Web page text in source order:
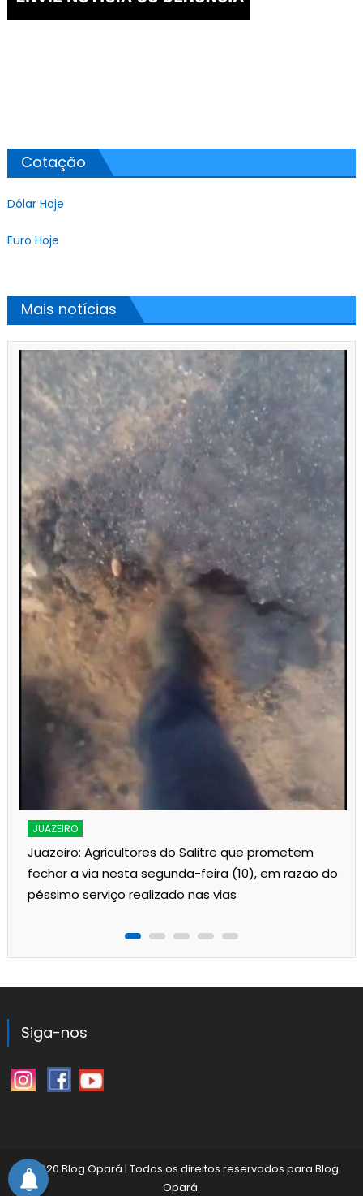
Cotação
Dólar Hoje
Euro Hoje
Mais notícias
JUAZEIRO
Juazeiro: Agricultores do Salitre que prometem
fechar a via nesta segunda-feira (10), em razão do
péssimo serviço realizado nas vias
Siga-nos
©2020 Blog Opará | Todos os direitos reservados para Blog
Opará.